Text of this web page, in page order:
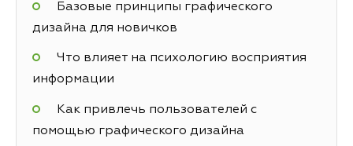
Базовые принципы графического
дизайна для новичков
Что влияет на психологию восприятия
информации
Как привлечь пользователей с
помощью графического дизайна